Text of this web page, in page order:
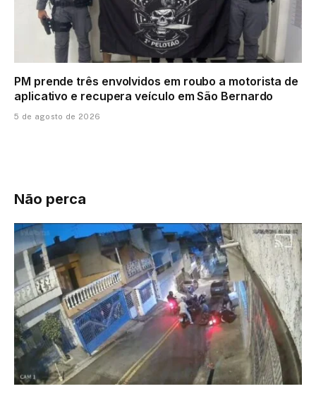
PM prende três envolvidos em roubo a motorista de
aplicativo e recupera veículo em São Bernardo
5 de agosto de 2026
Não perca